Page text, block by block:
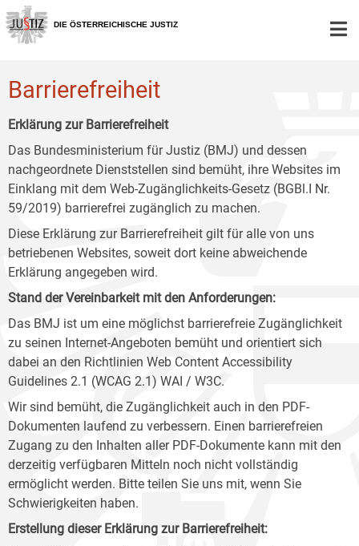
Zur
Hauptnavigation
[1]
Zum
Inhalt
[2]
Zum
Untermenü
[3]
DIE ÖSTERREICHISCHE JUSTIZ
Barrierefreiheit
Erklärung zur Barrierefreiheit
Das Bundesministerium für Justiz (BMJ) und dessen
nachgeordnete Dienststellen sind bemüht, ihre Websites im
Einklang mit dem Web-Zugänglichkeits-Gesetz (BGBl.I Nr.
59/2019) barrierefrei zugänglich zu machen.
Diese Erklärung zur Barrierefreiheit gilt für alle von uns
betriebenen Websites, soweit dort keine abweichende
Erklärung angegeben wird.
Stand der Vereinbarkeit mit den Anforderungen:
Das BMJ ist um eine möglichst barrierefreie Zugänglichkeit
zu seinen Internet-Angeboten bemüht und orientiert sich
dabei an den Richtlinien Web Content Accessibility
Guidelines 2.1 (WCAG 2.1) WAI / W3C.
Wir sind bemüht, die Zugänglichkeit auch in den PDF-
Dokumenten laufend zu verbessern. Einen barrierefreien
Zugang zu den Inhalten aller PDF-Dokumente kann mit den
derzeitig verfügbaren Mitteln noch nicht vollständig
ermöglicht werden. Bitte teilen Sie uns mit, wenn Sie
Schwierigkeiten haben.
Erstellung dieser Erklärung zur Barrierefreiheit: